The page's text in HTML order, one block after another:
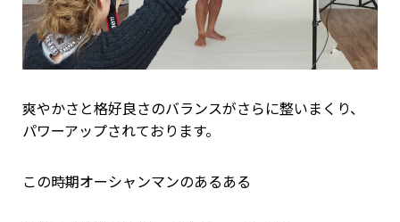
爽やかさと格好良さのバランスがさらに整いまくり、
パワーアップされております。
この時期オーシャンマンのあるある